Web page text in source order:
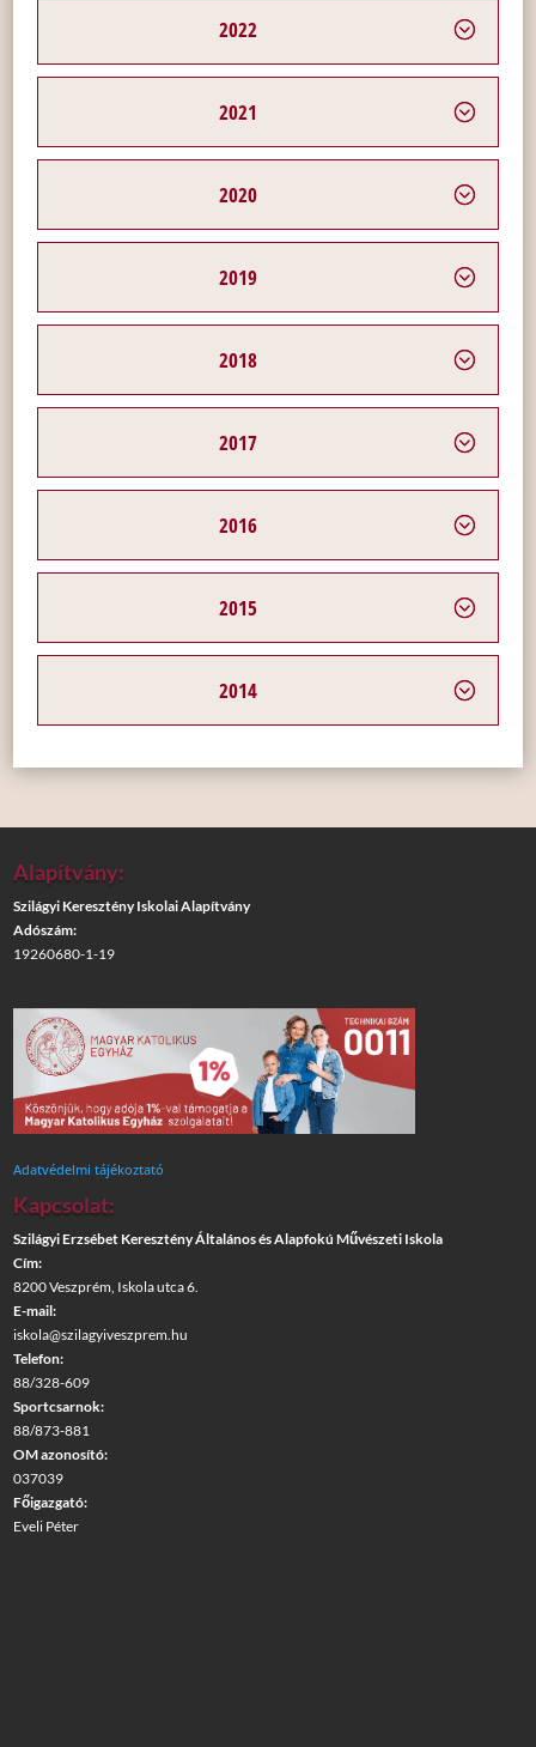
2022
2021
2020
2019
2018
2017
2016
2015
2014
Alapítvány:
Szilágyi Keresztény Iskolai Alapítvány
Adószám:
19260680-1-19
Adatvédelmi tájékoztató
Kapcsolat:
Szilágyi Erzsébet Keresztény Általános és Alapfokú Művészeti Iskola
Cím:
8200 Veszprém, Iskola utca 6.
E-mail:
iskola@szilagyiveszprem.hu
Telefon:
88/328-609
Sportcsarnok:
88/873-881
OM azonosító:
037039
Főigazgató:
Eveli Péter